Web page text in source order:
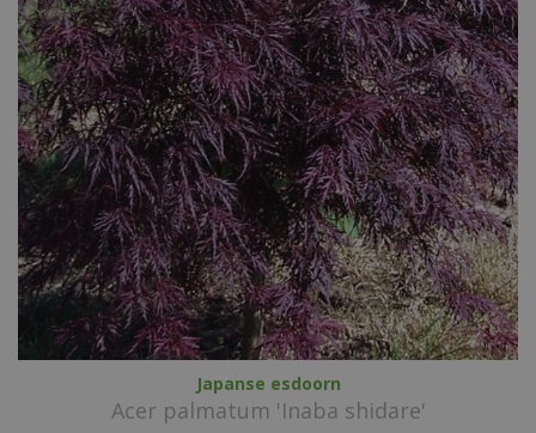
Japanse esdoorn
Acer palmatum 'Inaba shidare'